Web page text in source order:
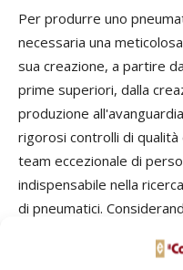
Per produrre uno
necessaria una
sua creazione, a partire
prime superiori, dalla
produzione
rigorosi controlli di
team eccezionale di
indispensabile nella
di pneumatici.
equivalente, ma a un